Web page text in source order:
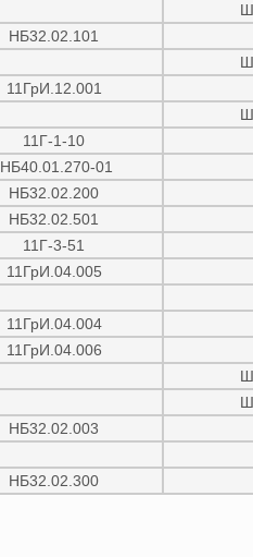
НБ32.02.101
11ГрИ.12.001
11Г-1-10
НБ40.01.270-01
НБ32.02.200
НБ32.02.501
11Г-3-51
11ГрИ.04.005
11ГрИ.04.004
11ГрИ.04.006
НБ32.02.003
НБ32.02.300